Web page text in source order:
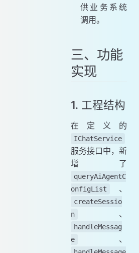
供业务系统
调用。
三、功能
实现
1. 工程结构
在定义的
IChatService
服务接口中，新
增了
queryAiAgentC
onfigList
、
createSessio
n
、
handleMessag
e
、